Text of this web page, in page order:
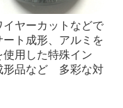
ヤーカットなどで
ト成形、アルミを
用した特殊イン
形品など 多彩な対